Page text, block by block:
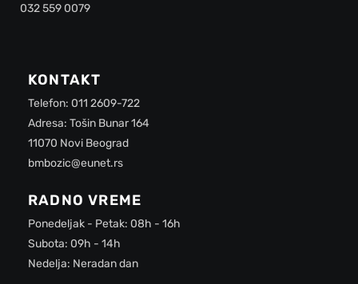
032 559 0079
KONTAKT
Telefon: 011 2609-722
Adresa: Tošin Bunar 164
11070 Novi Beograd
bmbozic@eunet.rs
RADNO VREME
Ponedeljak - Petak: 08h - 16h
Subota: 09h - 14h
Nedelja: Neradan dan